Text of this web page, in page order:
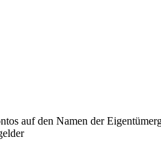
auf den Namen der